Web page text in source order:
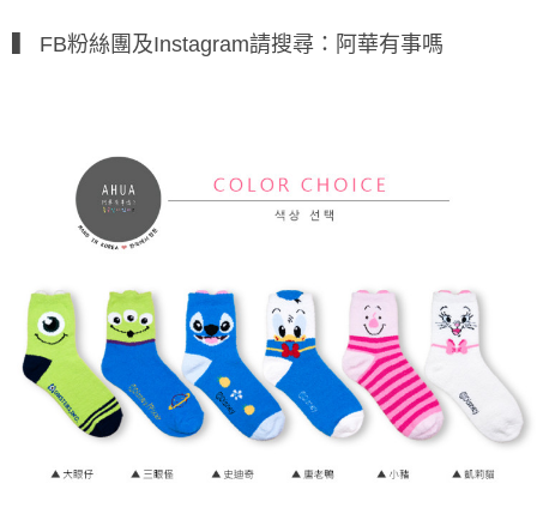
▍ FB粉絲團及Instagram請搜尋：阿華有事嗎